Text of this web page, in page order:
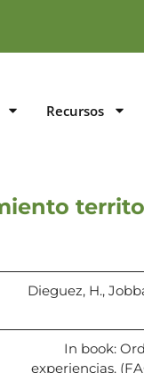
Recursos
Dieguez, H.,
In book:
experiencias.